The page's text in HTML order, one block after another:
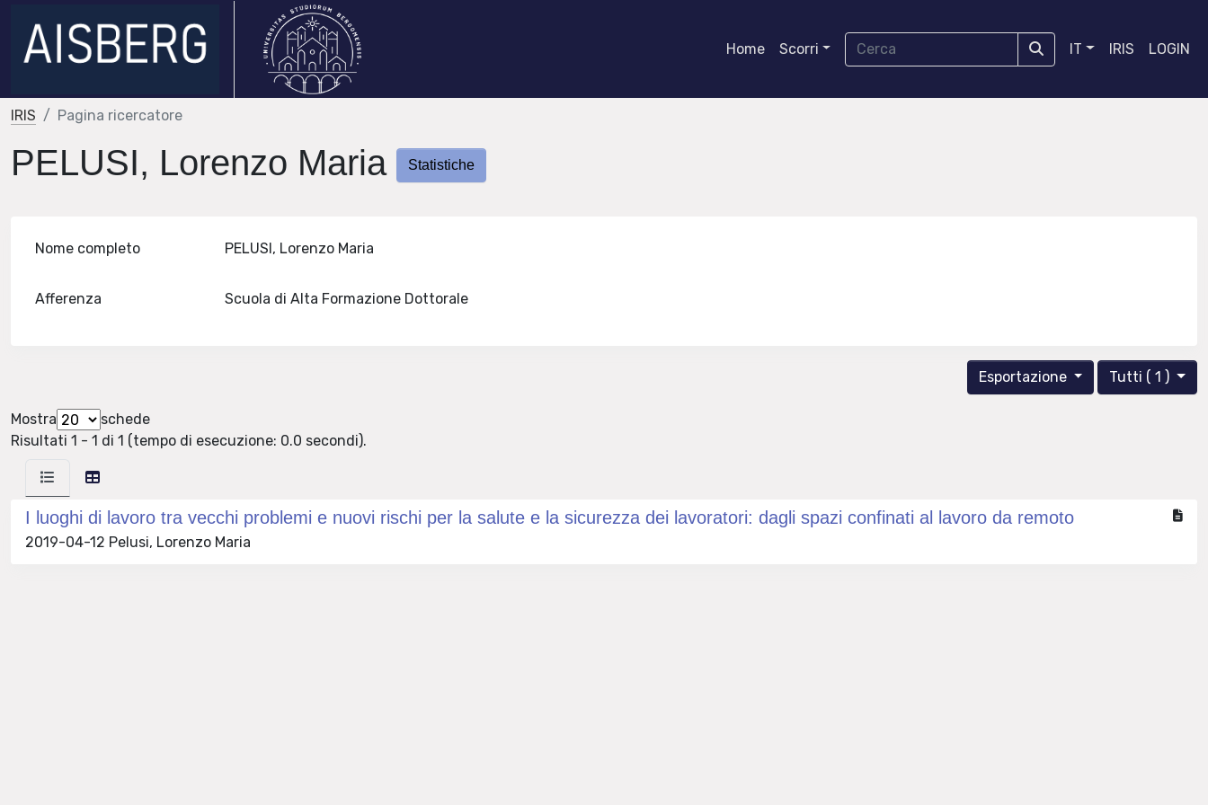
Home Scorri IT IRIS LOGIN
IRIS Pagina ricercatore
PELUSI, Lorenzo Maria Statistiche
Nome completo PELUSI, Lorenzo Maria
Afferenza Scuola di Alta Formazione Dottorale
Tutti ( 1 )
Esportazione
Mostra
schede
Risultati 1 - 1 di 1 (tempo di esecuzione: 0.0 secondi).
I luoghi di lavoro tra vecchi problemi e nuovi rischi per la salute e la sicurezza dei lavoratori: dagli spazi confinati al lavoro da remoto
2019-04-12 Pelusi, Lorenzo Maria